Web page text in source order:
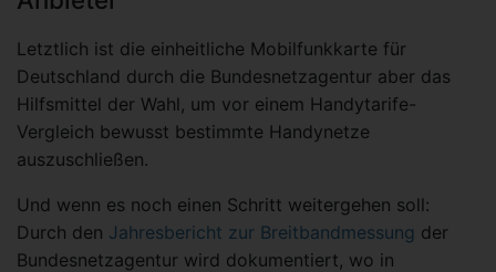
Letztlich ist die einheitliche Mobilfunkkarte für
Deutschland durch die Bundesnetzagentur aber das
Hilfsmittel der Wahl, um vor einem Handytarife-
Vergleich bewusst bestimmte Handynetze
auszuschließen.
Und wenn es noch einen Schritt weitergehen soll:
Durch den Jahresbericht zur Breitbandmessung der
Bundesnetzagentur wird dokumentiert, wo in